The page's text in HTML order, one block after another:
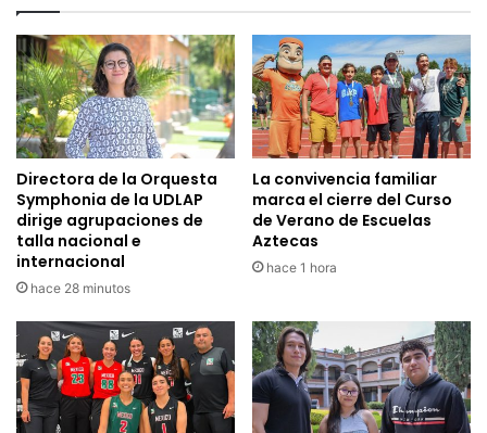
Directora de la Orquesta
Symphonia de la UDLAP
dirige agrupaciones de
talla nacional e
internacional
hace 28 minutos
La convivencia familiar
marca el cierre del Curso
de Verano de Escuelas
Aztecas
hace 1 hora